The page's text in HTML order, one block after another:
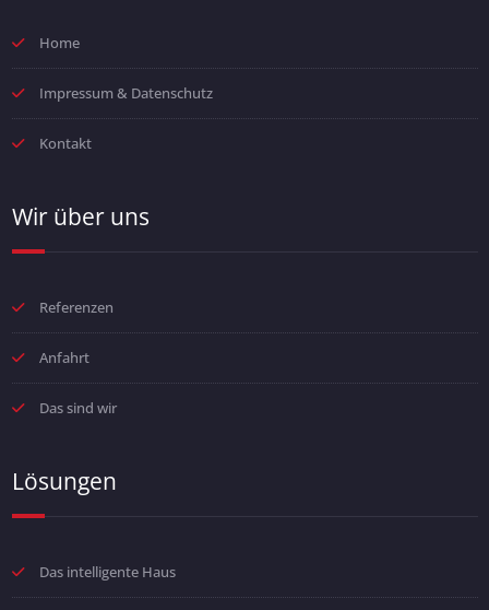
Home
Impressum & Datenschutz
Kontakt
Wir über uns
Referenzen
Anfahrt
Das sind wir
Lösungen
Das intelligente Haus